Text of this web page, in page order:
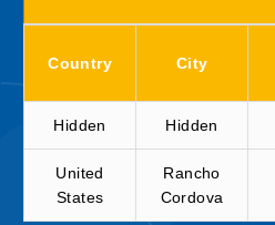
Country City
Hidden Hidden
United
States
Rancho
Cordova